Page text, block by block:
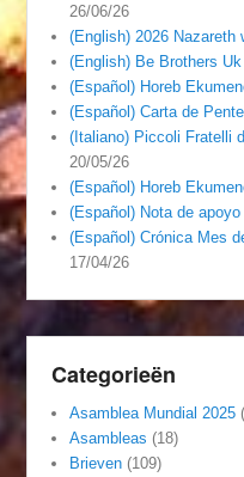
26/06/26
(English) 2026 Nazareth
(English) Be Brothers
(Español) Horeb
(Español) Carta de
(Italiano) Piccoli Fratelli
20/05/26
(Español) Horeb
(Español) Nota de
(Español) Crónica Mes
17/04/26
Categorieën
Asamblea Mundial 2025
Asambleas (18)
Brieven (109)